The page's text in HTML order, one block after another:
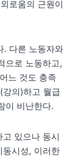
로움의 근원이
. 다른 노동자와
으로 노동하고,
느 것도 충족
의)하고 월급
이 비난한다.
있으나 동시
동시성, 이러한